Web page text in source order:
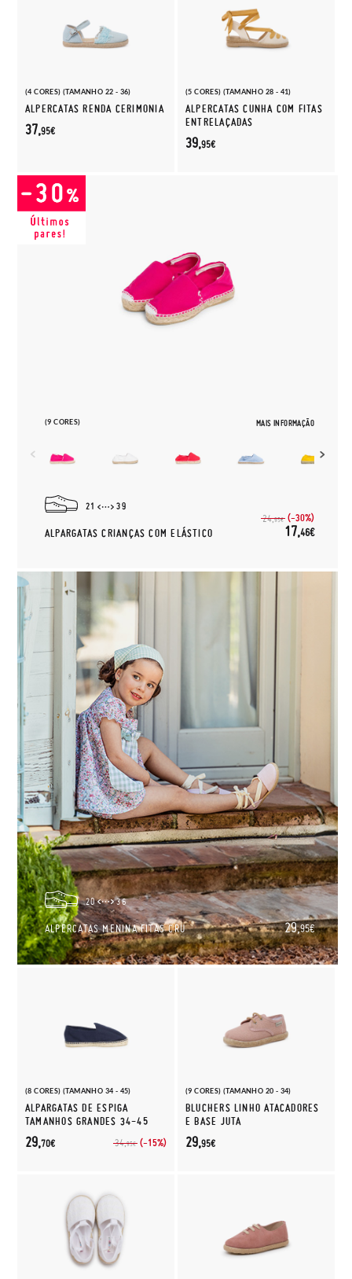
(4 CORES) (TAMANHO 22 - 36)
ALPERCATAS RENDA CERIMONIA
37,95€
(5 CORES) (TAMANHO 28 - 41)
ALPERCATAS CUNHA COM FITAS
ENTRELAÇADAS
39,95€
(9 CORES) MAIS INFORMAÇÃO
21 39
ALPARGATAS CRIANÇAS COM ELÁSTICO
24,95€ (-30%)
17,46€
20 36
ALPERCATAS MENINA FITAS CRU 29,95€
(8 CORES) (TAMANHO 34 - 45)
ALPARGATAS DE ESPIGA
TAMANHOS GRANDES 34-45
34,95€ (-15%)
29,70€
(9 CORES) (TAMANHO 20 - 34)
BLUCHERS LINHO ATACADORES
E BASE JUTA
29,95€